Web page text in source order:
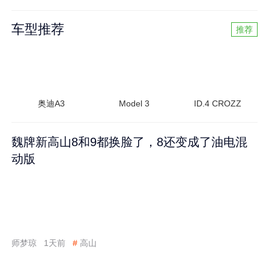
车型推荐 推荐
奥迪A3 Model 3 ID.4 CROZZ
魏牌新高山8和9都换脸了，8还变成了油电混
动版
师梦琼 1天前 # 高山